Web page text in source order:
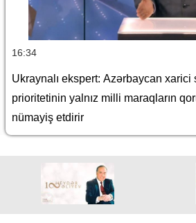
16:34
Ukraynalı ekspert: Azərbaycan
prioritetinin yalnız milli maraqların
nümayiş etdirir